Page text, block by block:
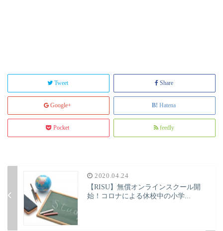
Tweet Share
Google+ Hatena
Pocket feedly
2020.04.24
【RISU】無償オンラインスクール開
始！コロナによる休校中の小学...